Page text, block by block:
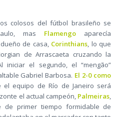
colosos del fútbol brasileño se
mas Flamengo aparecía
de casa, Corinthians, lo que
de Arrascaeta cruzando la
iniciar el segundo, el “mengão”
Gabriel Barbosa. El 2-0 como
el equipo de Río de Janeiro será
el actual campeón, Palmeiras,
de primer tiempo formidable de